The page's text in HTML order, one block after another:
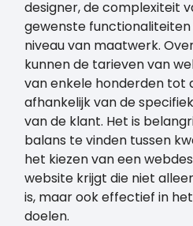
designer, de complexiteit
gewenste
niveau van maatwerk.
kunnen de tarieven van
van enkele honderden tot
afhankelijk van de
van de klant. Het is
balans te vinden tussen
het kiezen van een
website krijgt die niet
is, maar ook effectief in
doelen.